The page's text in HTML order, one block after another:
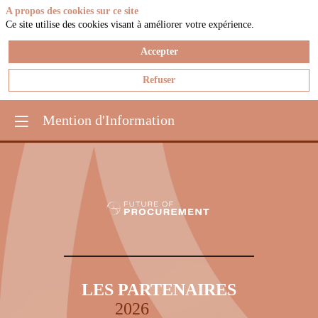
Mention d'Information
LES PARTENAIRES
2026
A propos des cookies sur ce site
Ce site utilise des cookies visant à améliorer votre expérience.
Accepter
Refuser